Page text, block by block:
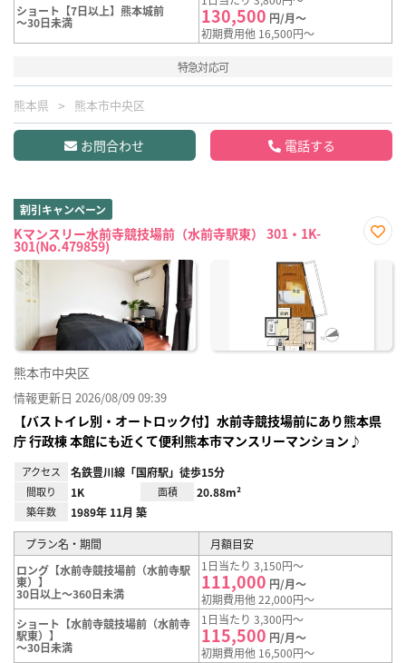
ショート【7日以上】熊本城前
～30日未満 130,500 円/月～
初期費用他 16,500円～
特急対応可
熊本県 熊本市中央区
お問合わせ 電話する
割引キャンペーン
Kマンスリー水前寺競技場前（水前寺駅東） 301・1K-
301(No.479859)
に入
熊本市中央区
情報更新日 2026/08/09 09:39
【バストイレ別・オートロック付】水前寺競技場前にあり熊本県
庁 行政棟 本館にも近くて便利熊本市マンスリーマンション♪
アクセス 名鉄豊川線「国府駅」徒歩15分
間取り 1K 面積 20.88m²
築年数 1989年 11月 築
プラン名・期間
月額目安
ロング【水前寺競技場前（水前寺駅
東）】
30日以上～360日未満
1日当たり 3,150円～
111,000 円/月～
初期費用他 22,000円～
ショート【水前寺競技場前（水前寺
駅東）】
～30日未満
1日当たり 3,300円～
115,500 円/月～
初期費用他 16,500円～